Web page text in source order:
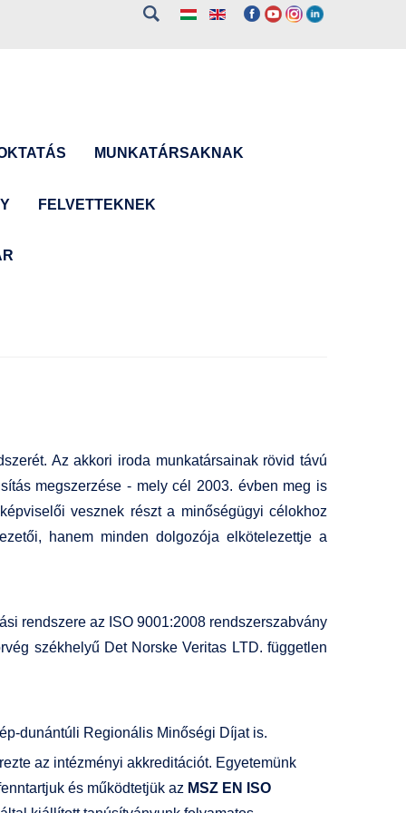
MUNKATÁRSAKNAK
FELVETTEKNEK
Az akkori iroda munkatársainak rövid távú
megszerzése - mely cél 2003. évben meg is
vesznek részt a minőségügyi célokhoz
hanem minden dolgozója elkötelezettje a
rendszere az ISO 9001:2008 rendszerszabvány
székhelyű Det Norske Veritas LTD. független
dunántúli Regionális Minőségi Díjat is.
az intézményi akkreditációt. Egyetemünk
és működtetjük az MSZ EN ISO